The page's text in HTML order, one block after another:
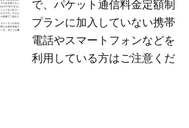
プランに加入していない携帯
電話やスマートフォンなどを
利用している方はご注意くだ